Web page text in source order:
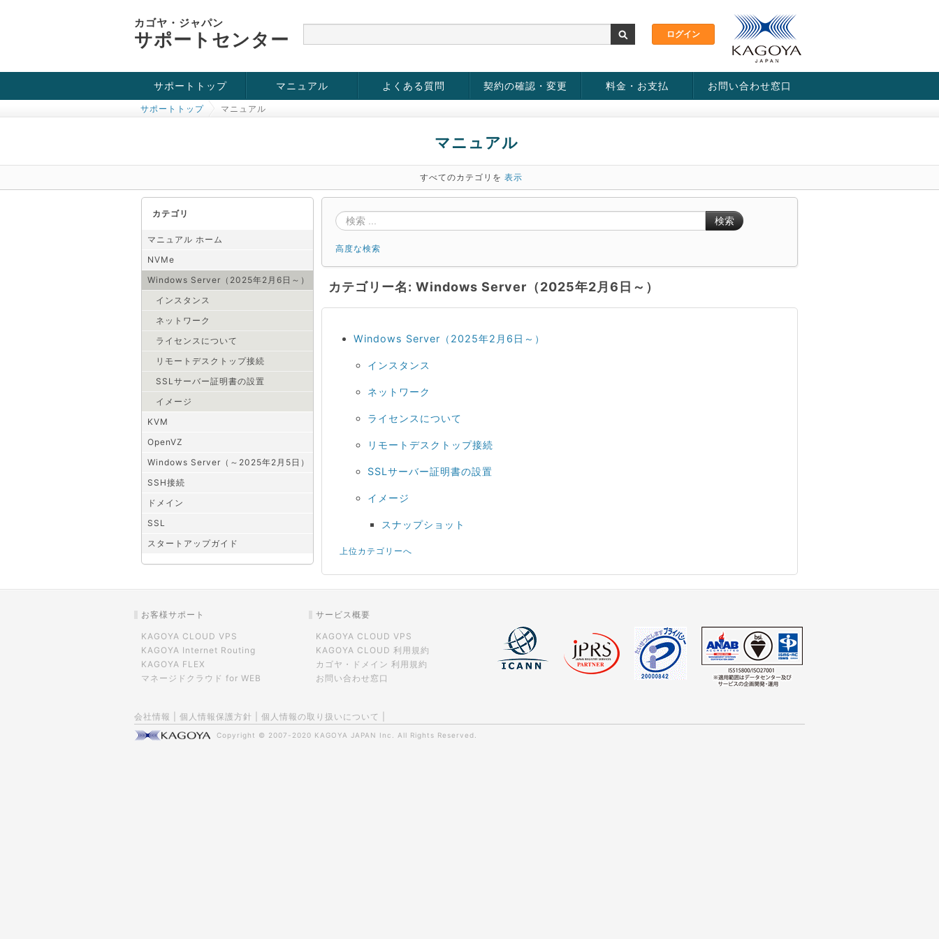
カゴヤ・ジャパン
サポートセンター
サポートトップ
お役立ち情報
チュートリアル
障害・メンテナンス情報
マニュアル
KVM
OpenVZ
Windows Server
SSH接続
ドメイン
SSL
よくある質問 契約の確認・変更 料金・お支払 お問い合わせ窓口
サポートトップ マニュアル
マニュアル
すべてのカテゴリを 表示
カテゴリ
マニュアル ホーム
NVMe
Windows Server（2025年2月6日～）
インスタンス
ネットワーク
ライセンスについて
リモートデスクトップ接続
SSLサーバー証明書の設置
イメージ
KVM
OpenVZ
Windows Server（～2025年2月5日）
SSH接続
ドメイン
SSL
スタートアップガイド
検索
高度な検索
カテゴリー名: Windows Server（2025年2月6日～）
Windows Server（2025年2月6日～）
インスタンス
ネットワーク
ライセンスについて
リモートデスクトップ接続
SSLサーバー証明書の設置
イメージ
スナップショット
上位カテゴリーへ
お客様サポート
KAGOYA CLOUD VPS
KAGOYA Internet Routing
KAGOYA FLEX
マネージドクラウド for WEB
サービス概要
KAGOYA CLOUD VPS
KAGOYA CLOUD 利用規約
カゴヤ・ドメイン 利用規約
お問い合わせ窓口
会社情報 個人情報保護方針 個人情報の取り扱いについて
Copyright © 2007-2020 KAGOYA JAPAN Inc. All Rights Reserved.